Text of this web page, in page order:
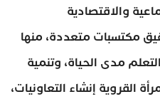
والاقتصادية
مكتسبات متعددة، منها
مدى الحياة، وتنمية
القروية إنشاء التعاونيات،